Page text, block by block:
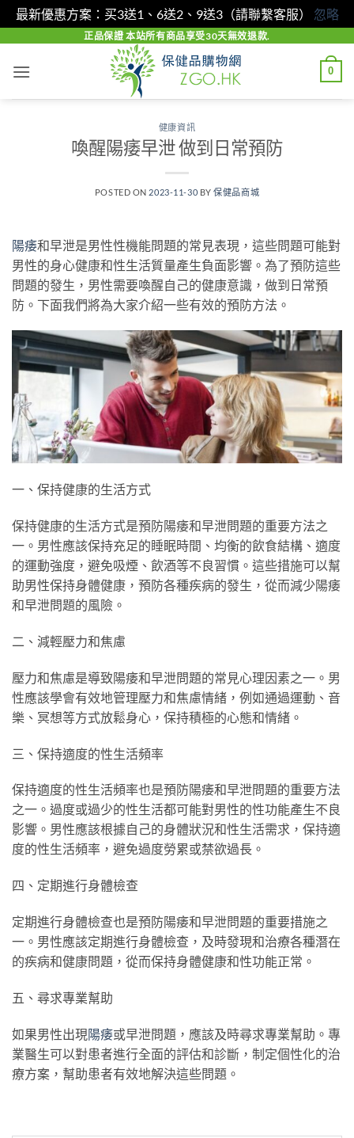
最新優惠方案：买3送1、6送2、9送3（請聯繫客服） 忽略
content
正品保證 本站所有商品享受30天無效退款.
0
健康資訊
喚醒陽痿早泄 做到日常預防
POSTED ON 2023-11-30 BY保健品商城
陽痿和早泄是男性性機能問題的常見表現，這些問題可能對
男性的身心健康和性生活質量產生負面影響。為了預防這些
問題的發生，男性需要喚醒自己的健康意識，做到日常預
防。下面我們將為大家介紹一些有效的預防方法。
一、保持健康的生活方式
保持健康的生活方式是預防陽痿和早泄問題的重要方法之
一。男性應該保持充足的睡眠時間、均衡的飲食結構、適度
的運動強度，避免吸煙、飲酒等不良習慣。這些措施可以幫
助男性保持身體健康，預防各種疾病的發生，從而減少陽痿
和早泄問題的風險。
二、減輕壓力和焦慮
壓力和焦慮是導致陽痿和早泄問題的常見心理因素之一。男
性應該學會有效地管理壓力和焦慮情緒，例如通過運動、音
樂、冥想等方式放鬆身心，保持積極的心態和情緒。
三、保持適度的性生活頻率
保持適度的性生活頻率也是預防陽痿和早泄問題的重要方法
之一。過度或過少的性生活都可能對男性的性功能產生不良
影響。男性應該根據自己的身體狀況和性生活需求，保持適
度的性生活頻率，避免過度勞累或禁欲過長。
四、定期進行身體檢查
定期進行身體檢查也是預防陽痿和早泄問題的重要措施之
一。男性應該定期進行身體檢查，及時發現和治療各種潛在
的疾病和健康問題，從而保持身體健康和性功能正常。
五、尋求專業幫助
如果男性出現陽痿或早泄問題，應該及時尋求專業幫助。專
業醫生可以對患者進行全面的評估和診斷，制定個性化的治
療方案，幫助患者有效地解決這些問題。